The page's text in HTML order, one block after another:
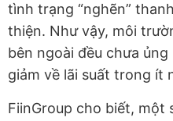
tình trạng “nghẽn”
thiện. Như vậy, môi
bên ngoài đều chưa
giảm về lãi suất trong ít
FiinGroup cho biết, một